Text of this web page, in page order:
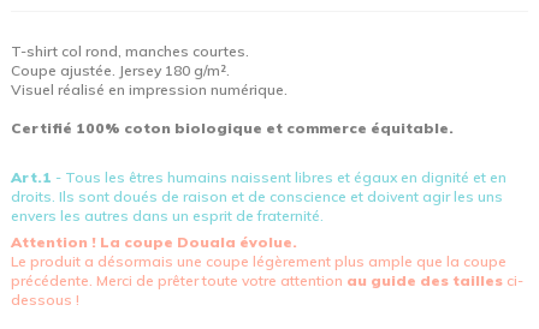
T-shirt col rond, manches courtes.
Coupe ajustée. Jersey 180 g/m².
Visuel réalisé en impression numérique.
Certifié 100% coton biologique et commerce équitable.
Art.1 - Tous les êtres humains naissent libres et égaux en dignité et en
droits. Ils sont doués de raison et de conscience et doivent agir les uns
envers les autres dans un esprit de fraternité.
Attention ! La coupe Douala évolue.
Le produit a désormais une coupe légèrement plus ample que la coupe
précédente. Merci de prêter toute votre attention au guide des tailles ci-
dessous !